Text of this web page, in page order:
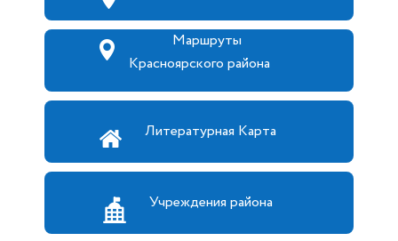
Маршруты
Красноярского района
Литературная Карта
Учреждения района